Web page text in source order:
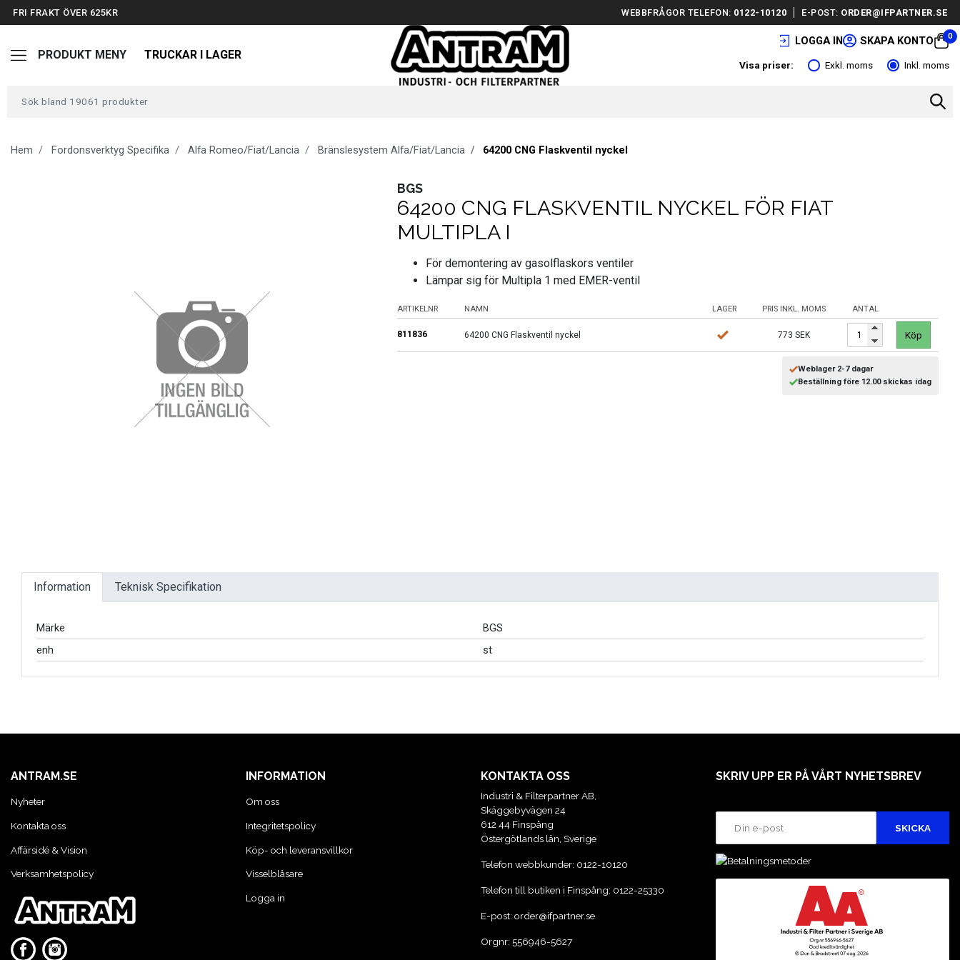
FRI FRAKT ÖVER 625KR WEBBFRÅGOR TELEFON: 0122-10120 E-POST: ORDER@IFPARTNER.SE
PRODUKT MENY TRUCKAR I LAGER
LOGGA IN SKAPA KONTO 0
Visa priser: Exkl. moms Inkl. moms
GÖR-DET-SJÄLV PRODUKTER
KONCENTRATSPRUTOR
MASKINER OCH TVÄTTUTRUSTNING
MOTORCYKEL VERKSTAD
Hem Fordonsverktyg Specifika Alfa Romeo/Fiat/Lancia Bränslesystem Alfa/Fiat/Lancia 64200 CNG Flaskventil nyckel
BGS
64200 CNG FLASKVENTIL NYCKEL FÖR FIAT
MULTIPLA I
För demontering av gasolflaskors ventiler
Lämpar sig för Multipla 1 med EMER-ventil
ARTIKELNR NAMN LAGER PRIS INKL. MOMS ANTAL
811836 64200 CNG Flaskventil nyckel 773 SEK Köp
Weblager 2-7 dagar
Beställning före 12.00 skickas idag
Information Teknisk Specifikation
Märke
BGS
enh
st
ANTRAM.SE
Nyheter
Kontakta oss
Affärsidé & Vision
Verksamhetspolicy
INFORMATION
Om oss
Integritetspolicy
Köp- och leveransvillkor
Visselblåsare
Logga in
KONTAKTA OSS
Industri & Filterpartner AB,
Skäggebyvägen 24
612 44 Finspång
Östergötlands län, Sverige
Telefon webbkunder: 0122-10120
Telefon till butiken i Finspång: 0122-25330
E-post: order@ifpartner.se
Orgnr: 556946-5627
SKRIV UPP ER PÅ VÅRT NYHETSBREV